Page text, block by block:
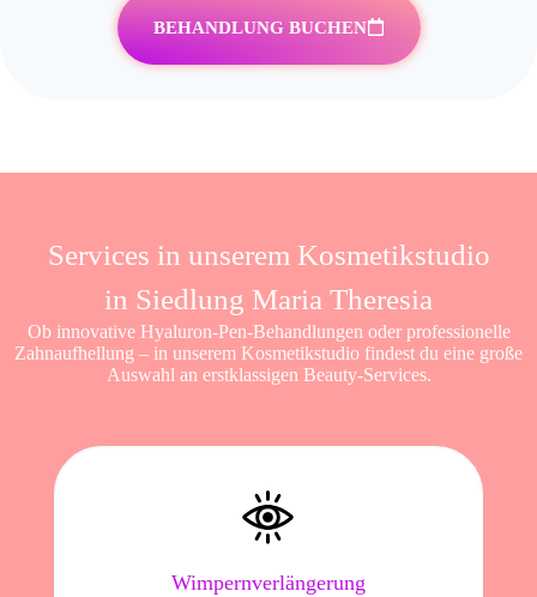
BEHANDLUNG BUCHEN
Services in unserem Kosmetikstudio
in Siedlung Maria Theresia
Ob innovative Hyaluron-Pen-Behandlungen oder professionelle
Zahnaufhellung – in unserem Kosmetikstudio findest du eine große
Auswahl an erstklassigen Beauty-Services.
Wimpernverlängerung